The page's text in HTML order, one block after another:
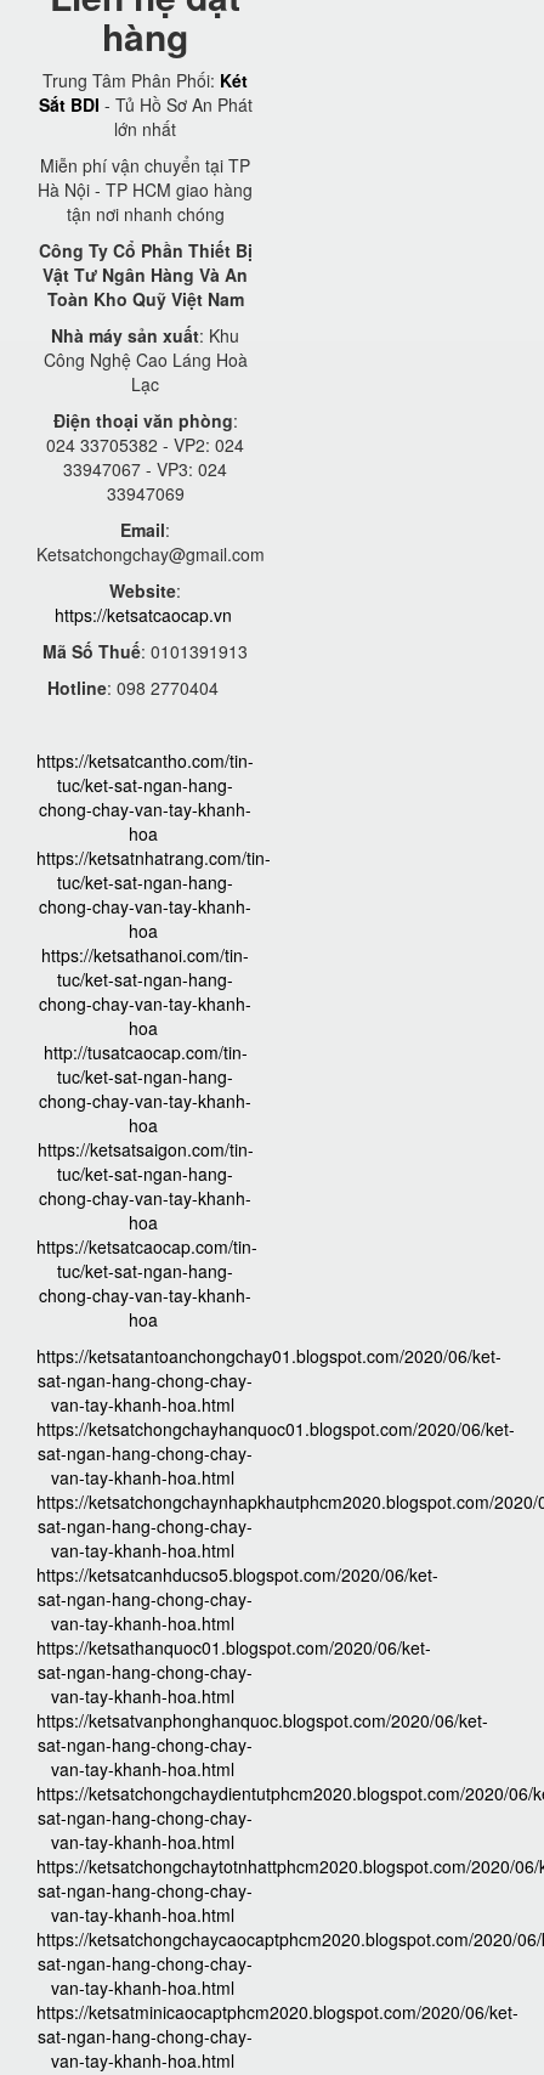
hàng
Trung Tâm Phân Phối: Két
Sắt BDI - Tủ Hồ Sơ An Phát
lớn nhất
Miễn phí vận chuyển tại TP
Hà Nội - TP HCM giao hàng
tận nơi nhanh chóng
Công Ty Cổ Phần Thiết Bị
Vật Tư Ngân Hàng Và An
Toàn Kho Quỹ Việt Nam
Nhà máy sản xuất: Khu
Công Nghệ Cao Láng Hoà
Lạc
Điện thoại văn phòng:
024 33705382 - VP2: 024
33947067 - VP3: 024
33947069
Email:
Ketsatchongchay@gmail.com
Website:
https://ketsatcaocap.vn
Mã Số Thuế: 0101391913
Hotline: 098 2770404
https://ketsatcantho.com/tin-
tuc/ket-sat-ngan-hang-
chong-chay-van-tay-khanh-
hoa
https://ketsatnhatrang.com/tin-
tuc/ket-sat-ngan-hang-
chong-chay-van-tay-khanh-
hoa
https://ketsathanoi.com/tin-
tuc/ket-sat-ngan-hang-
chong-chay-van-tay-khanh-
hoa
http://tusatcaocap.com/tin-
tuc/ket-sat-ngan-hang-
chong-chay-van-tay-khanh-
hoa
https://ketsatsaigon.com/tin-
tuc/ket-sat-ngan-hang-
chong-chay-van-tay-khanh-
hoa
https://ketsatcaocap.com/tin-
tuc/ket-sat-ngan-hang-
chong-chay-van-tay-khanh-
hoa
https://ketsatantoanchongchay01.blogspot.com/2020/06/ket-
sat-ngan-hang-chong-chay-
van-tay-khanh-hoa.html
https://ketsatchongchayhanquoc01.blogspot.com/2020/06/ket-
sat-ngan-hang-chong-chay-
van-tay-khanh-hoa.html
https://ketsatchongchaynhapkhautphcm2020.blogspot.com/2020/
sat-ngan-hang-chong-chay-
van-tay-khanh-hoa.html
https://ketsatcanhducso5.blogspot.com/2020/06/ket-
sat-ngan-hang-chong-chay-
van-tay-khanh-hoa.html
https://ketsathanquoc01.blogspot.com/2020/06/ket-
sat-ngan-hang-chong-chay-
van-tay-khanh-hoa.html
https://ketsatvanphonghanquoc.blogspot.com/2020/06/ket-
sat-ngan-hang-chong-chay-
van-tay-khanh-hoa.html
https://ketsatchongchaydientutphcm2020.blogspot.com/2020/06/
sat-ngan-hang-chong-chay-
van-tay-khanh-hoa.html
https://ketsatchongchaytotnhattphcm2020.blogspot.com/2020/06/
sat-ngan-hang-chong-chay-
van-tay-khanh-hoa.html
https://ketsatchongchaycaocaptphcm2020.blogspot.com/2020/
sat-ngan-hang-chong-chay-
van-tay-khanh-hoa.html
https://ketsatminicaocaptphcm2020.blogspot.com/2020/06/ket-
sat-ngan-hang-chong-chay-
van-tay-khanh-hoa.html